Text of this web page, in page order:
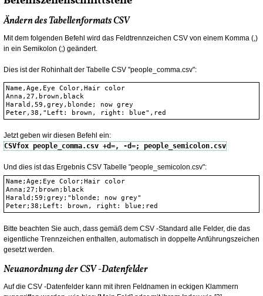
Ändern des Tabellenformats CSV
Mit dem folgenden Befehl wird das Feldtrennzeichen CSV von einem Komma (,)
in ein Semikolon (;) geändert.
Dies ist der Rohinhalt der Tabelle CSV "people_comma.csv":
Name,Age,Eye Color,Hair color
Anna,27,brown,black
Harald,59,grey,blonde; now grey
Peter,38,"Left: brown, right: blue",red
Jetzt geben wir diesen Befehl ein:
CSVfox people_comma.csv +d=, -d=; people_semicolon.csv
Und dies ist das Ergebnis CSV Tabelle "people_semicolon.csv":
Name;Age;Eye Color;Hair color
Anna;27;brown;black
Harald;59;grey;"blonde; now grey"
Peter;38;Left: brown, right: blue;red
Bitte beachten Sie auch, dass gemäß dem CSV -Standard alle Felder, die das
eigentliche Trennzeichen enthalten, automatisch in doppelte Anführungszeichen
gesetzt werden.
Neuanordnung der CSV -Datenfelder
Auf die CSV -Datenfelder kann mit ihren Feldnamen in eckigen Klammern